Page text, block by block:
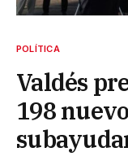
POLÍTICA
Valdés
198